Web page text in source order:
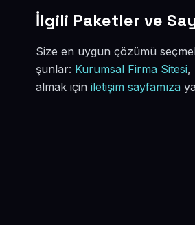
İlgili Paketler ve
Size en uygun çözümü
şunlar: Kurumsal Firma Sitesi,
almak için iletişim sayfamıza